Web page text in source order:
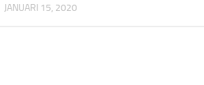
JANUARI 15, 2020